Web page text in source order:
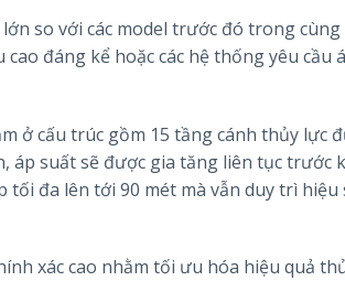
so với các model trước đó trong
đáng kể hoặc các hệ thống yêu cầu
ở cấu trúc gồm 15 tầng cánh thủy lực
áp suất sẽ được gia tăng liên tục trước
đa lên tới 90 mét mà vẫn duy trì hiệu
xác cao nhằm tối ưu hóa hiệu quả